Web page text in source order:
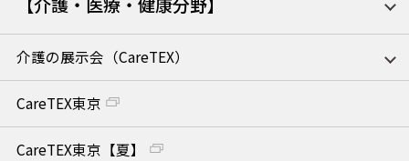
介護の展示会（CareTEX）
CareTEX東京
CareTEX東京【夏】